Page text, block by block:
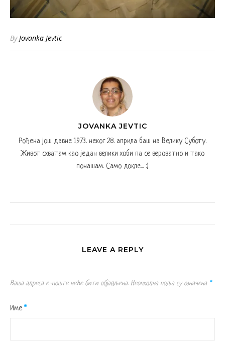
ByJovanka Jevtic
JOVANKA JEVTIC
Рођена још давне 1973. неког 28. априла баш на Велику Суботу.
Живот схватам као један велики хоби па се вероватно и тако
понашам. Само докле... :)
LEAVE A REPLY
Ваша адреса е-поште неће бити објављена. Неопходна поља су означена *
Име *